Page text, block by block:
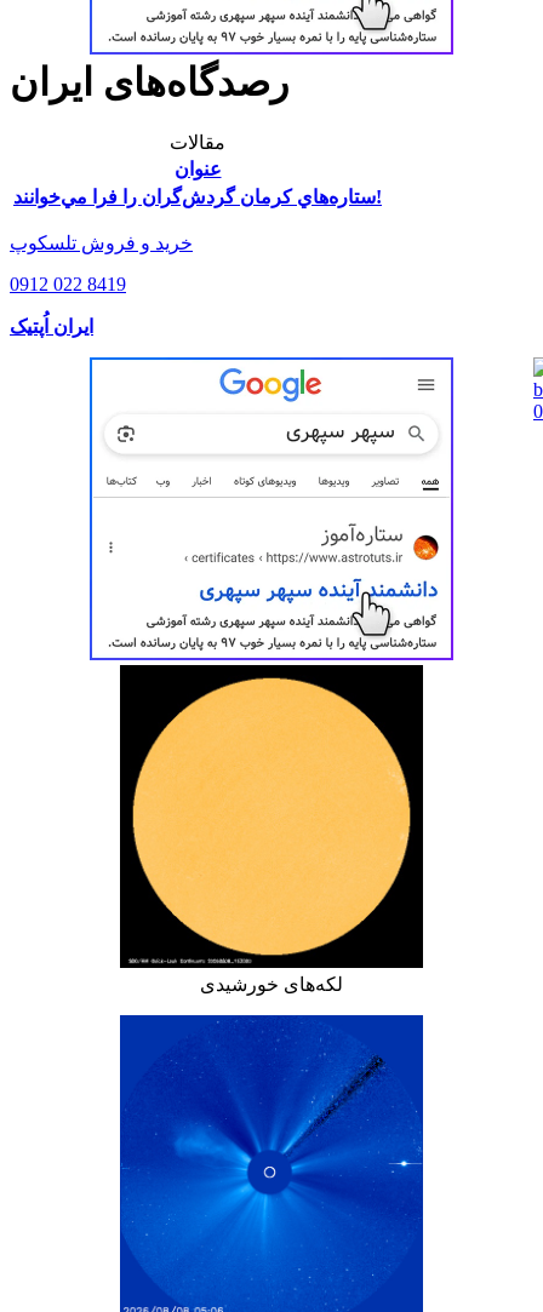
رصدگاه‌های ایران
مقالات
عنوان
ستاره‌هاي کرمان گردش‌گران را فرا مي‌خوانند!
خرید و فروش تلسکوپ
0912 022 8419
ایران اُپتیک
لکه‌های خورشیدی